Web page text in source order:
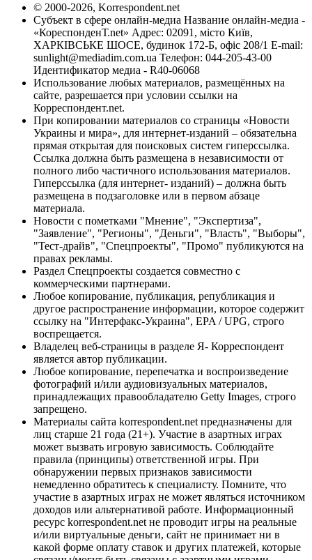
© 2000-2026, Korrespondent.net
Субъект в сфере онлайн-медиа Название онлайн-медиа -
«КореспонденТ.net» Адрес: 02091, місто Київ,
ХАРКІВСЬКЕ ШОСЕ, будинок 172-Б, офіс 208/1 E-mail:
sunlight@mediadim.com.ua Телефон: 044-205-43-00
Идентификатор медиа - R40-06068
Использование любых материалов, размещённых на
сайте, разрешается при условии ссылки на
Корреспондент.net.
При копировании материалов со страницы «Новости
Украины и мира», для интернет-изданий – обязательна
прямая открытая для поисковых систем гиперссылка.
Ссылка должна быть размещена в независимости от
полного либо частичного использования материалов.
Гиперссылка (для интернет- изданий) – должна быть
размещена в подзаголовке или в первом абзаце
материала.
Новости с пометками "Мнение", "Экспертиза",
"Заявление", "Регионы", "Деньги", "Власть", "Выборы",
"Тест-драйв", "Спецпроекты", "Промо" публикуются на
правах рекламы.
Раздел Спецпроекты создается совместно с
коммерческими партнерами.
Любое копирование, публикация, републикация и
другое распространение информации, которое содержит
ссылку на "Интерфакс-Украина", EPA / UPG, строго
воспрещается.
Владелец веб-страницы в разделе Я- Корреспондент
является автор публикации.
Любое копирование, перепечатка и воспроизведение
фотографий и/или аудиовизуальных материалов,
принадлежащих правообладателю Getty Images, строго
запрещено.
Материалы сайта korrespondent.net предназначены для
лиц старше 21 года (21+). Участие в азартных играх
может вызвать игровую зависимость. Соблюдайте
правила (принципы) ответственной игры. При
обнаружении первых признаков зависимости
немедленно обратитесь к специалисту. Помните, что
участие в азартных играх не может являться источником
доходов или альтернативой работе. Информационный
ресурс korrespondent.net не проводит игры на реальные
и/или виртуальные деньги, сайт не принимает ни в
какой форме оплату ставок и других платежей, которые